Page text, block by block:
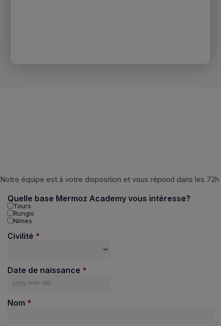
Notre équipe est à votre disposition et vous répond dans les 72h
Quelle base Mermoz Academy vous intéresse?
Tours
Rungis
Nîmes
Civilité
Date de naissance
Nom